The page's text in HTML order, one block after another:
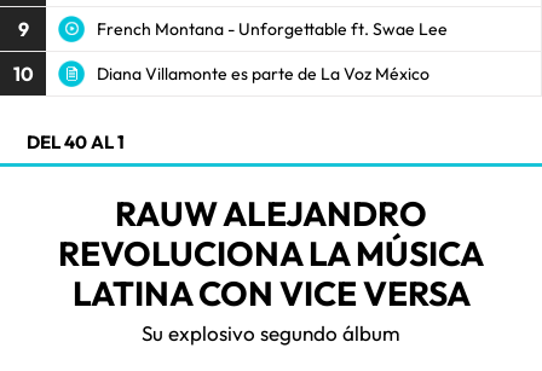
9 French Montana - Unforgettable ft. Swae Lee
10 Diana Villamonte es parte de La Voz México
DEL 40 AL 1
RAUW ALEJANDRO
REVOLUCIONA LA MÚSICA
LATINA CON VICE VERSA
Su explosivo segundo álbum